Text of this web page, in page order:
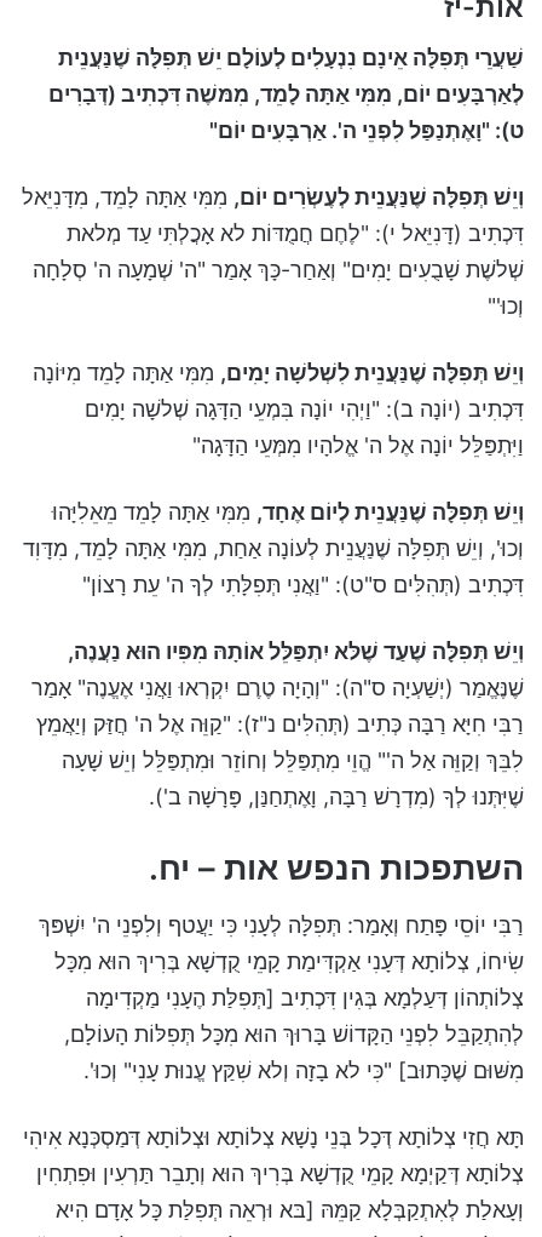
שַׁעֲרֵי תְּפִלָּה אֵינָם נִנְעָלִים לְעוֹלָם יֵשׁ תְּפִלָּה שֶׁנַּעֲנֵית
לְאַרְבָּעִים יוֹם, מִמִּי אַתָּה לָמֵד, מִמּשֶׁה דִּכְתִיב (דְּבָרִים
ט): "וָאֶתְנַפַּל לִפְנֵי ה'. אַרְבָּעִים יוֹם"
וְיֵשׁ תְּפִלָּה שֶׁנַּעֲנֵית לְעֶשְׂרִים יוֹם, מִמִּי אַתָּה לָמֵד, מִדָּנִיֵּאל
דִּכְתִיב (דָּנִיֵּאל י): "לֶחֶם חֲמֻדּוֹת לא אָכֲלְתִּי עַד מְלאת
שְׁלשֶׁת שָׁבֻעִים יָמִים" וְאַחַר-כָּךְ אָמַר "ה' שְׁמָעָה ה' סְלָחָה
וְכוּ'"
וְיֵשׁ תְּפִלָּה שֶׁנַּעֲנֵית לִשְׁלשָׁה יָמִים, מִמִּי אַתָּה לָמֵד מִיּוֹנָה
דִּכְתִיב (יוֹנָה ב): "וַיְהִי יוֹנָה בִּמְעֵי הַדָּגָה שְׁלשָׁה יָמִים
וַיִּתְפַּלֵּל יוֹנָה אֶל ה' אֱלהָיו מִמְּעֵי הַדָּגָה"
וְיֵשׁ תְּפִלָּה שֶׁנַּעֲנֵית לְיוֹם אֶחָד, מִמִּי אַתָּה לָמֵד מֵאֵלִיָּהוּ
וְכוּ', וְיֵשׁ תְּפִלָּה שֶׁנַּעֲנֵית לְעוֹנָה אַחַת, מִמִּי אַתָּה לָמֵד, מִדָּוִד
דִּכְתִיב (תְּהִלִּים ס"ט): "וַאֲנִי תְּפִלָּתִי לְךָ ה' עֵת רָצוֹן"
וְיֵשׁ תְּפִלָּה שֶׁעַד שֶׁלּא יִתְפַּלֵּל אוֹתָהּ מִפִּיו הוּא נַעֲנֶה,
שֶׁנֶּאֱמַר (יְשַׁעְיָה ס"ה): "וְהָיָה טֶרֶם יִקְרְאוּ וַאֲנִי אֶעֱנֶה" אָמַר
רַבִּי חִיָּא רַבָּה כְּתִיב (תְּהִלִּים נ"ז): "קַוֵּה אֶל ה' חֲזַּק וְיַאֲמֵץ
לִבֵּךְ וְקַוֵּה אַל ה'" הֱוֵי מִתְפַּלֵּל וְחוֹזֵר וּמִתְפַּלֵּל וְיֵשׁ שָׁעָה
שֶׁיִּתְּנוּ לְךָ (מִדְרָשׁ רַבָּה, וָאֶתְחַנַּן, פָּרָשָׁה ב').
השתפכות הנפש אות – יח.
רַבִּי יוֹסֵי פָּתַח וְאָמַר: תְּפִלָּה לְעָנִי כִּי יַעֲטף וְלִפְנֵי ה' יִשְׁפּךְ
שִׂיחוֹ, צְלוֹתָא דְּעָנִי אַקְדִּימַת קָמֵי קֻדְשָׁא בְּרִיךְ הוּא מִכָּל
צְלוֹתְהוֹן דְּעַלְמָא בְּגִין דִּכְתִיב [תְּפִלַּת הֶעָנִי מַקְדִימָה
לְהִתְקַבֵּל לִפְנֵי הַקָּדוֹשׁ בָּרוּךְ הוּא מִכָּל תְּפִלּוֹת הָעוֹלָם,
מִשּׁוּם שֶׁכָּתוּב] "כִּי לא בָזָה וְלא שִׁקַּץ עֱנוּת עָנִי" וְכוּ'.
תָּא חֲזִי צְלוֹתָא דְּכָל בְּנֵי נָשָׁא צְלוֹתָא וּצְלוֹתָא דְּמַסְכְּנָא אִיהִי
צְלוֹתָא דְּקַיְמָא קָמֵי קֻדְשָׁא בְּרִיךְ הוּא וְתָבֵר תַּרְעִין וּפִתְחִין
וְעָאלַת לְאִתְקַבְּלָא קַמֵּהּ [בּא וּרְאֵה תְּפִלַּת כָּל אָדָם הִיא